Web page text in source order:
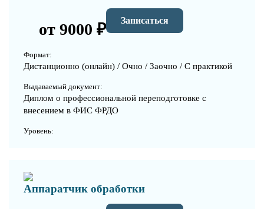
от 9000 ₽ Записаться
Формат:
Дистанционно (онлайн) / Очно / Заочно / С практикой
Выдаваемый документ:
Диплом о профессиональной переподготовке с
внесением в ФИС ФРДО
Уровень:
Аппаратчик обработки